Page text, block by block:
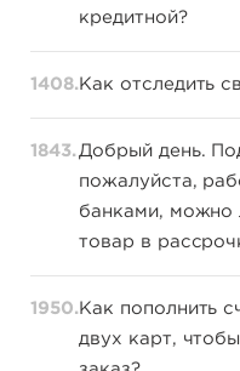
кредитной?
1408. Как отследить
1843. Добрый день.
пожалуйста,
банками, можно
товар в
1950. Как пополнить
двух карт,